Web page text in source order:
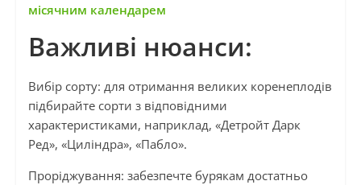
місячним календарем
Важливі нюанси:
Вибір сорту: для отримання великих коренеплодів
підбирайте сорти з відповідними
характеристиками, наприклад, «Детройт Дарк
Ред», «Циліндра», «Пабло».
Проріджування: забезпечте бурякам достатньо